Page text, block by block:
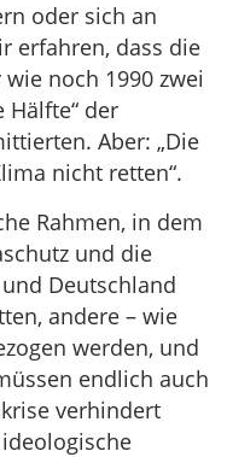
oder sich an
erfahren, dass die
noch 1990 zwei
Hälfte“ der
Aber: „Die
nicht retten“.
Rahmen, in dem
und die
Deutschland
andere – wie
werden, und
endlich auch
verhindert